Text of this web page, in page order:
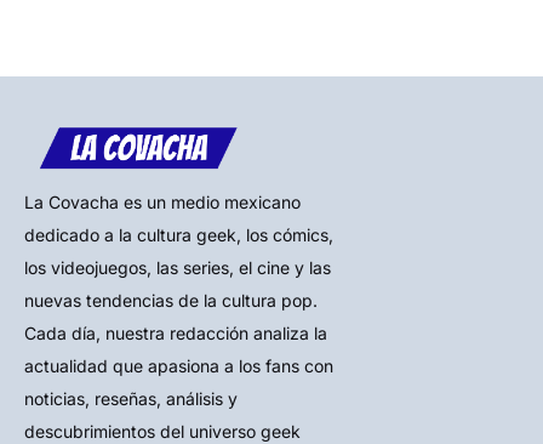
La Covacha es un medio mexicano
dedicado a la cultura geek, los cómics,
los videojuegos, las series, el cine y las
nuevas tendencias de la cultura pop.
Cada día, nuestra redacción analiza la
actualidad que apasiona a los fans con
noticias, reseñas, análisis y
descubrimientos del universo geek